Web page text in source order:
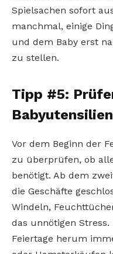
Spielsachen sofort
manchmal, einige
und dem Baby erst
zu stellen.
Tipp #5:
Vor dem Beginn der
zu überprüfen, ob
benötigt. Ab dem
die Geschäfte
Windeln,
das unnötigen
Feiertage herum